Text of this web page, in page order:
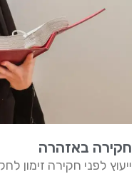
חקירה באזהרה
ייעוץ לפני חקירה זימון